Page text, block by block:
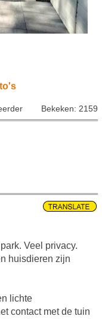
Bekeken: 2159
Veel privacy.
huisdieren zijn
lichte
contact met de tuin